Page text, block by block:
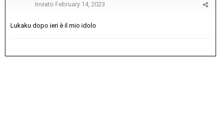
Inviato February 14, 2023
Lukaku dopo ieri è il mio idolo